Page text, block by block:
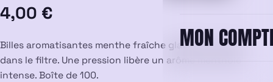
MON
4,00 €
Billes aromatisantes menthe fraîche glaciale à insérer
dans le filtre. Une pression libère un arôme mentholé
intense. Boîte de 100.